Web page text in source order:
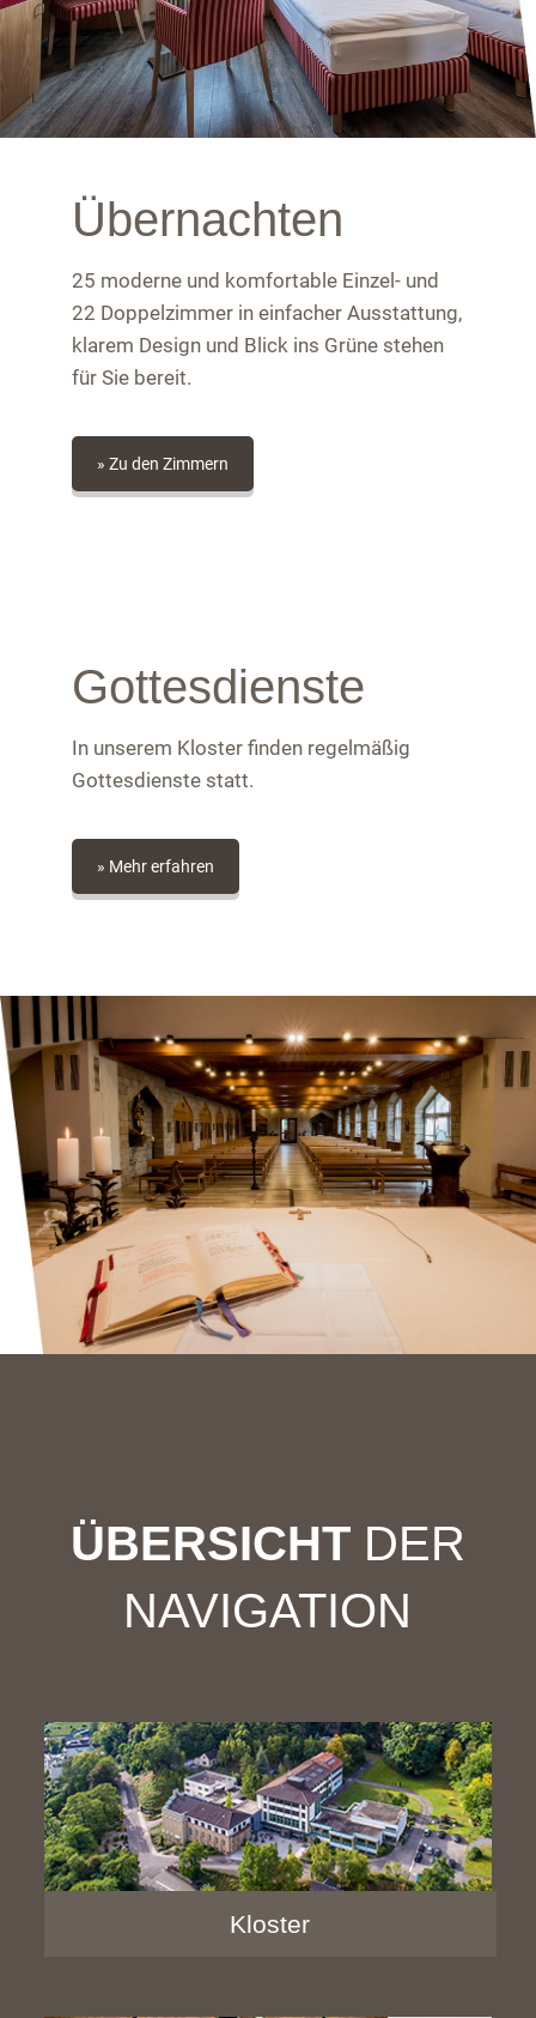
Übernachten
25 moderne und komfortable Einzel- und
22 Doppelzimmer in einfacher Ausstattung,
klarem Design und Blick ins Grüne stehen
für Sie bereit.
» Zu den Zimmern
Gottesdienste
In unserem Kloster finden regelmäßig
Gottesdienste statt.
» Mehr erfahren
ÜBERSICHTDER
NAVIGATION
Kloster